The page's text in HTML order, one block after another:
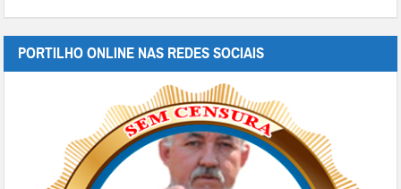
PORTILHO ONLINE NAS REDES SOCIAIS